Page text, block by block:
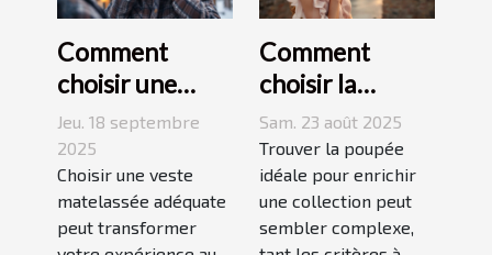
Comment
choisir une
veste
matelassée
adaptée à votre
style de vie ?
Jeu. 18 septembre
2025
Choisir une veste
matelassée adéquate
peut transformer
Comment
choisir la
poupée
parfaite pour
votre collection
unique ?
Sam. 23 août 2025
Trouver la poupée
idéale pour enrichir
une collection peut
sembler complexe,